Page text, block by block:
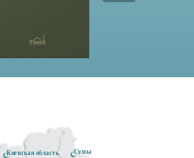
Сумы
Киевская область